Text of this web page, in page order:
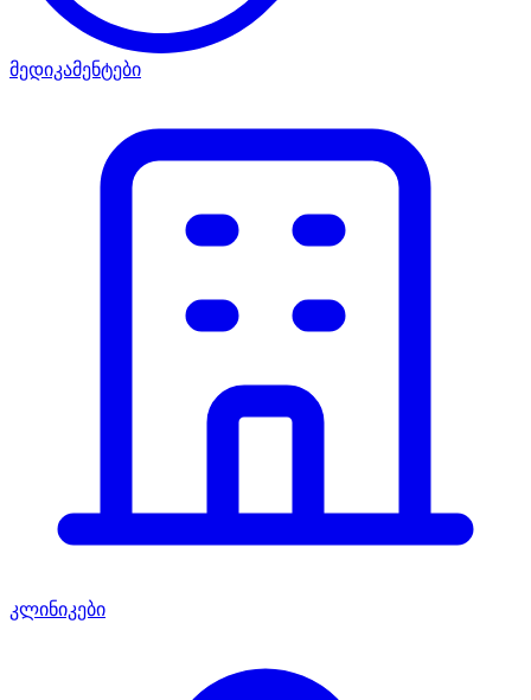
მედიკამენტები
კლინიკები